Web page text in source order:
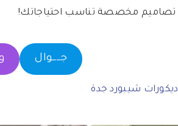
مخصصة تناسب احتياجاتك!
جــــوال
ديكورات شيبورد جدة